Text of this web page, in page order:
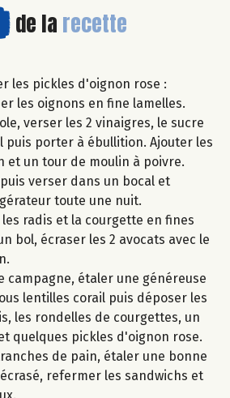
de la recette
les pickles d'oignon rose :
les oignons en fine lamelles.
verser les 2 vinaigres, le sucre
puis porter à ébullition. Ajouter les
et un tour de moulin à poivre.
verser dans un bocal et
toute une nuit.
radis et la courgette en fines
bol, écraser les 2 avocats avec le
campagne, étaler une généreuse
lentilles corail puis déposer les
les rondelles de courgettes, un
quelques pickles d'oignon rose.
de pain, étaler une bonne
refermer les sandwichs et